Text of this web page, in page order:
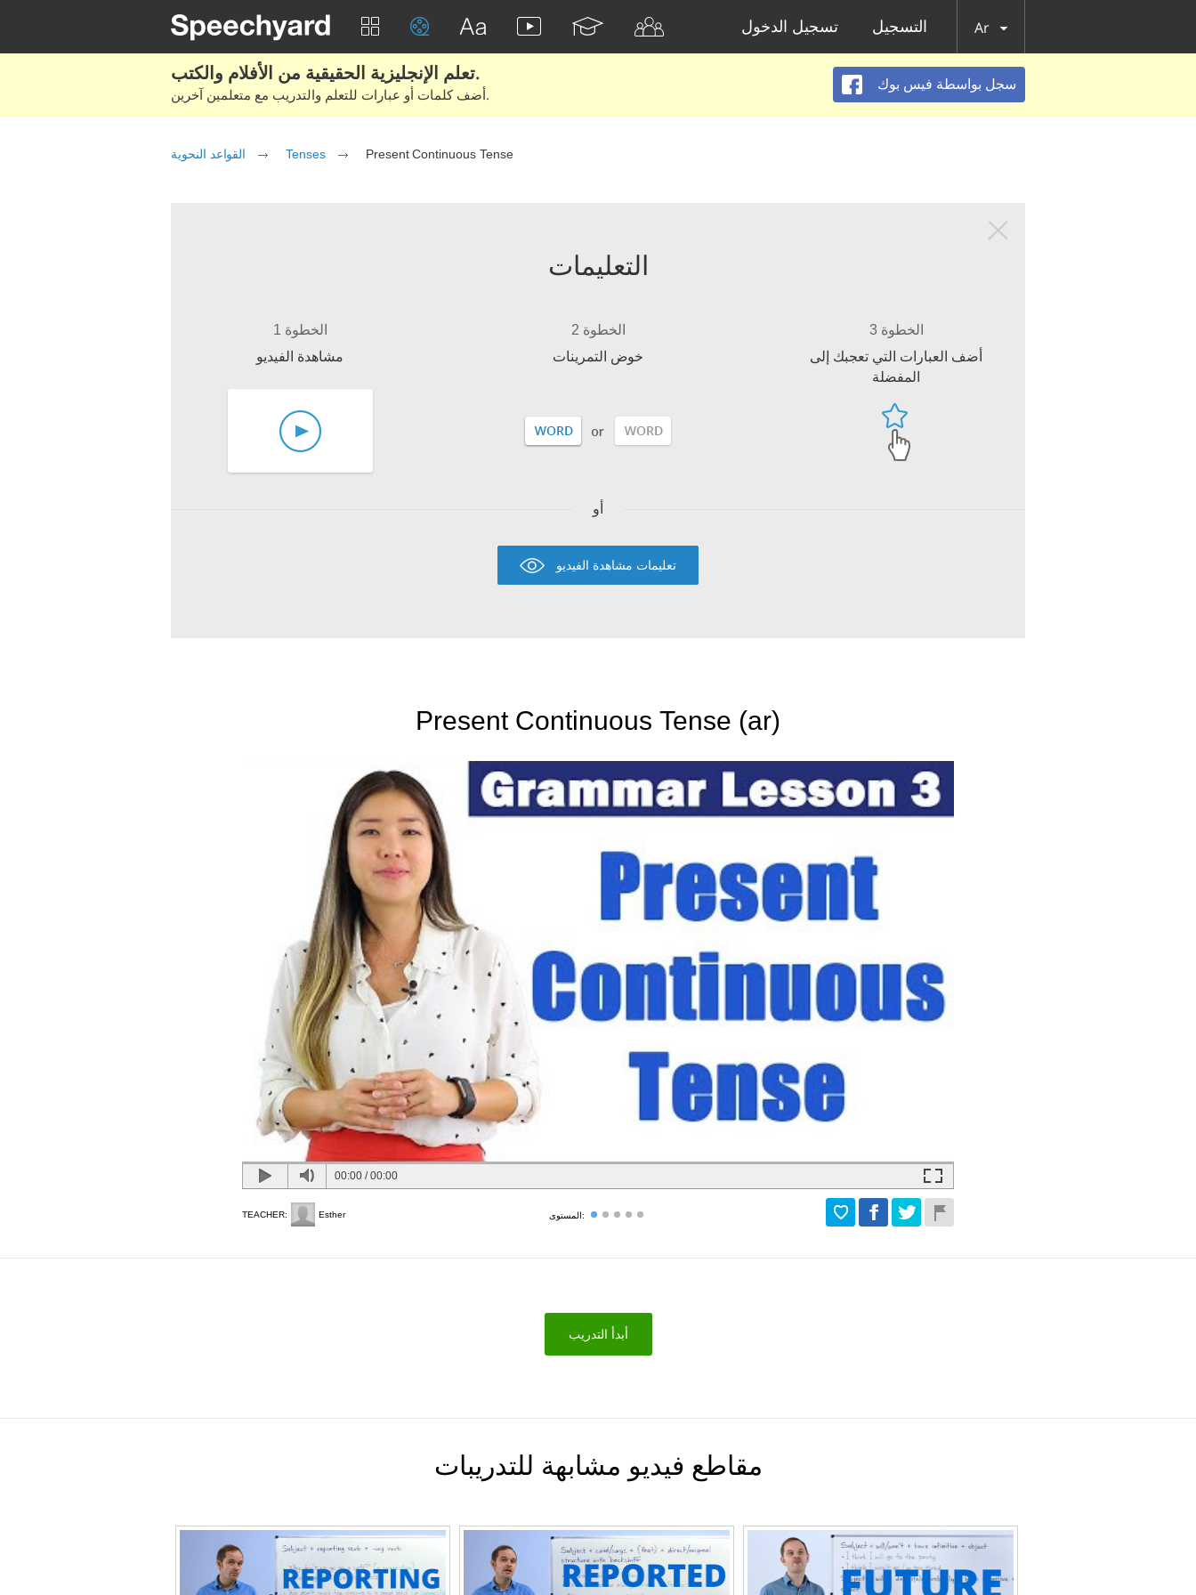
تسجيل الدخول التسجيل Ar
تعلم الإنجليزية الحقيقية من الأفلام والكتب.
أضف كلمات أو عبارات للتعلم والتدريب مع متعلمين آخرين.
سجل بواسطة فيس بوك
القواعد النحوية Tenses Present Continuous Tense
التعليمات
الخطوة 1
مشاهدة الفيديو
الخطوة 2
خوض التمرينات
الخطوة 3
أضف العبارات التي تعجبك إلى
المفضلة
أو
تعليمات مشاهدة الفيديو
Present Continuous Tense (ar)
00:00 /00:00
TEACHER: Esther المستوى:
أبدأ التدريب
مقاطع فيديو مشابهة للتدريبات